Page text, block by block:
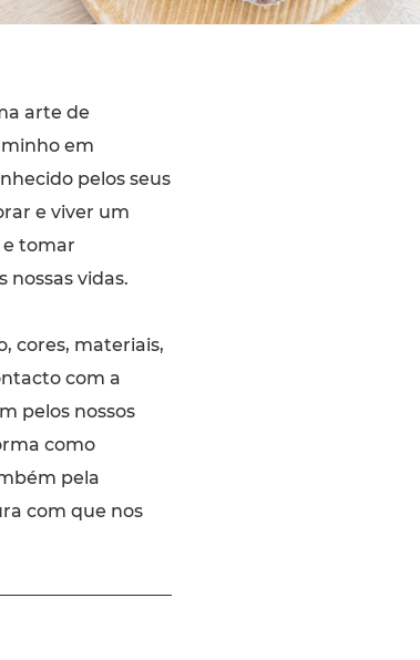
arte de
em
pelos seus
e viver um
e tomar
nossas vidas.
cores, materiais,
com a
pelos nossos
como
pela
com que nos